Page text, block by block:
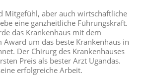
Mitgefühl, aber auch wirtschaftliche
eine ganzheitliche Führungskraft.
das Krankenhaus mit dem
Award um das beste Krankenhaus in
Der Chirurg des Krankenhauses
Preis als bester Arzt Ugandas.
erfolgreiche Arbeit.